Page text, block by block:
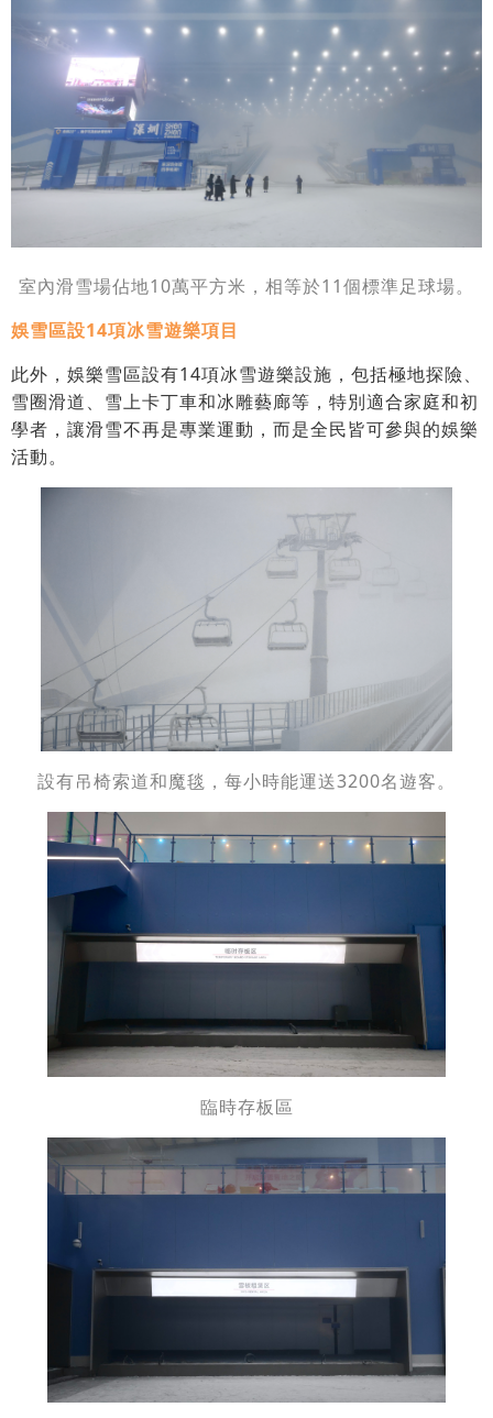
室內滑雪場佔地10萬平方米，相等於11個標準足球場。
娛雪區設14項冰雪遊樂項目
此外，娛樂雪區設有14項冰雪遊樂設施，包括極地探險、
雪圈滑道、雪上卡丁車和冰雕藝廊等，特別適合家庭和初
學者，讓滑雪不再是專業運動，而是全民皆可參與的娛樂
活動。
設有吊椅索道和魔毯，每小時能運送3200名遊客。
臨時存板區